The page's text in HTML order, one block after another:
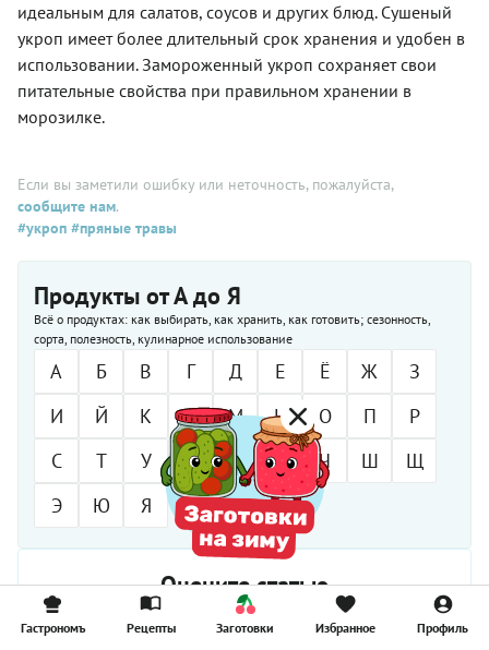
идеальным для салатов, соусов и других блюд. Сушеный
укроп имеет более длительный срок хранения и удобен в
использовании. Замороженный укроп сохраняет свои
питательные свойства при правильном хранении в
морозилке.
Если вы заметили ошибку или неточность, пожалуйста,
сообщите нам.
#укроп #пряные травы
Продукты от А до Я
Всё о продуктах: как выбирать, как хранить, как готовить; сезонность,
сорта, полезность, кулинарное использование
А Б В Г Д Е Ё Ж
З
И
Й К Л М Н О П
Р
С
Т У Ф Х Ц Ч Ш
Щ
Э
Ю Я
Оцените статью
Гастрономъ Рецепты Заготовки Избранное Профиль